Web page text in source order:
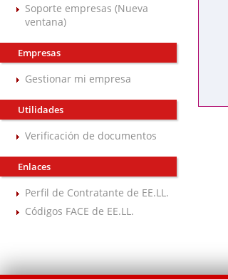
Soporte empresas (Nueva
ventana)
Empresas
Gestionar mi empresa
Utilidades
Verificación de documentos
Enlaces
Perfil de Contratante de EE.LL.
Códigos FACE de EE.LL.